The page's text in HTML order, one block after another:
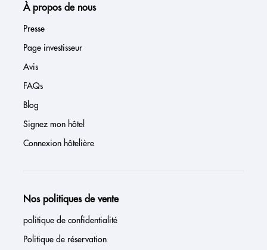
À propos de nous
Presse
Page investisseur
Avis
FAQs
Blog
Signez mon hôtel
Connexion hôtelière
Nos politiques de vente
politique de confidentialité
Politique de réservation